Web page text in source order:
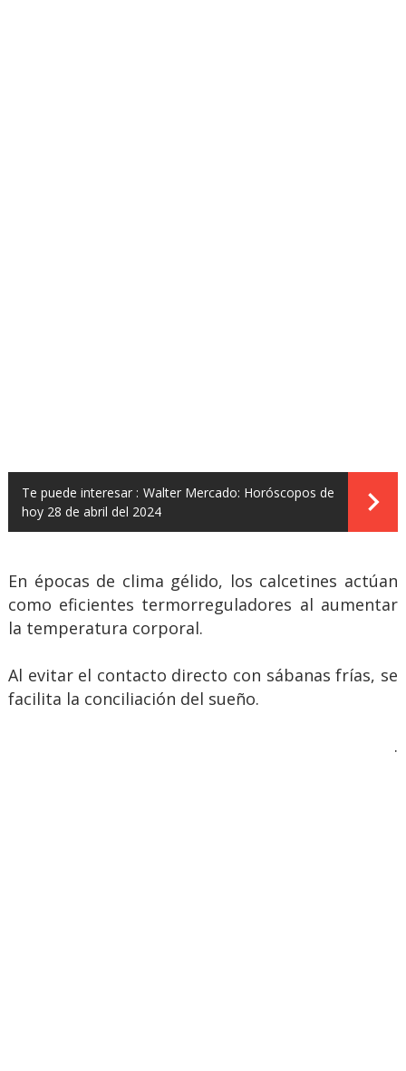
Te puede interesar : Walter Mercado: Horóscopos de
hoy 28 de abril del 2024
En épocas de clima gélido, los calcetines actúan
como eficientes termorreguladores al aumentar
la temperatura corporal.
Al evitar el contacto directo con sábanas frías, se
facilita la conciliación del sueño.
.